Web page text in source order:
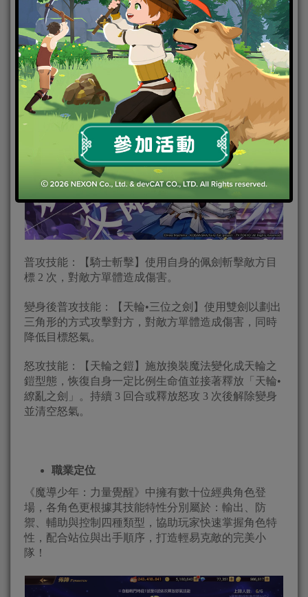
《妖精的尾巴》公會中的 S 級魔導士，美麗又強大，
人稱「妖精女王」。在公會內頗有聲望，關鍵時刻大
家以她的意見為先。艾爾莎戰鬥中超乎常人的敏銳、
鬥志與信念，使她遇強則強，實力十分強勁。對於艾
爾莎來說，公會就是她另一個「家」，每一位成員都
是「家人」，她十分珍惜這樣的緣分。
普攻技能：【騎士斬擊】使用自身的佩劍斬擊敵方目
標 2 次，對敵方單體造成傷害。
變身後普攻技能：【天輪•三位之劍】使用雙劍以劃出
三角形的方式攻擊對方，對敵方單體造成傷害，同時
降低目標怒氣。
怒攻技能：【天輪之鎧】施放換裝魔法變化成天輪之
鎧型態，恢復自身一定比例生命值並接著釋放「天輪•
繚亂之劍」。持續 3 回合或釋放怒攻 3 次後解除變身
並清空怒氣。
職業定位
《魔導少年：力量覺醒》中擁有數十位經典角色登
場，各角色更根據其技能特性分別屬於：輸出、防
禦、輔助與控制四種類型，協助玩家快速掌握角色特
性，配合站位與出手順序，打造輕易克敵的完美小
隊！